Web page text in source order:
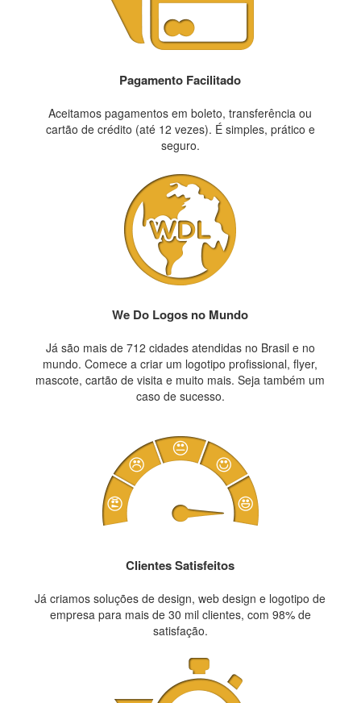
Pagamento Facilitado
Aceitamos pagamentos em boleto, transferência ou
cartão de crédito (até 12 vezes). É simples, prático e
seguro.
We Do Logos no Mundo
Já são mais de 712 cidades atendidas no Brasil e no
mundo. Comece a criar um logotipo profissional, flyer,
mascote, cartão de visita e muito mais. Seja também um
caso de sucesso.
Clientes Satisfeitos
Já criamos soluções de design, web design e logotipo de
empresa para mais de 30 mil clientes, com 98% de
satisfação.